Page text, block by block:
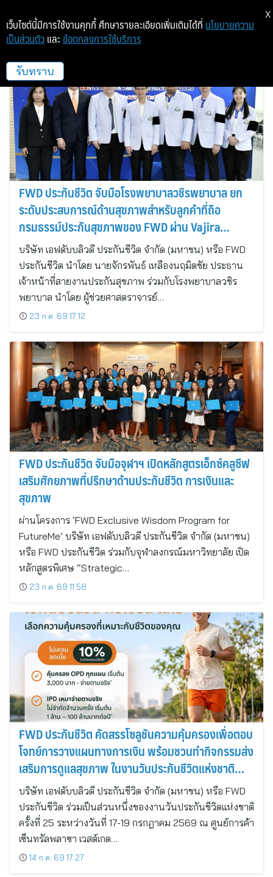
นีโอ ทาร์เก็ต
FWD ประกันชีวิต จับมือโรงพยาบาลวชิรพยาบาล ยก
ระดับประสบการณ์ด้านสุขภาพสำหรับลูกค้าที่ถือ
กรมธรรม์ประกันสุขภาพของ FWD ผ่าน Vajira
Premium Clinic
บริษัท เอฟดับบลิวดี ประกันชีวิต จำกัด (มหาชน) หรือ FWD
ประกันชีวิต นำโดย นายจักรพันธ์ เหลืองนฤมิตชัย ประธาน
เจ้าหน้าที่สายงานประกันสุขภาพ ร่วมกับโรงพยาบาลวชิร
พยาบาล นำโดย ผู้ช่วยศาสตราจารย์…
23 ก.ค. 69 17:12
FWD ประกันชีวิต จับมือจุฬาฯ เปิดหลักสูตรเอ็กซ์คลูซีฟ
เสริมศักยภาพที่ปรึกษาด้านประกันชีวิต การเงินและ
สุขภาพ
ผ่านโครงการ ‘FWD Exclusive Wisdom Program for
FutureMe’ บริษัท เอฟดับบลิวดี ประกันชีวิต จำกัด (มหาชน)
หรือ FWD ประกันชีวิต ร่วมกับจุฬาลงกรณ์มหาวิทยาลัย เปิด
หลักสูตรพิเศษ “Strategic…
23 ก.ค. 69 11:58
FWD ประกันชีวิต คัดสรรโซลูชันความคุ้มครองเพื่อตอบ
โจทย์การวางแผนทางการเงิน พร้อมชวนทำกิจกรรมส่ง
เสริมการดูแลสุขภาพ ในงานวันประกันชีวิตแห่งชาติ
ครั้งที่ 25
บริษัท เอฟดับบลิวดี ประกันชีวิต จำกัด (มหาชน) หรือ FWD
ประกันชีวิต ร่วมเป็นส่วนหนึ่งของงานวันประกันชีวิตแห่งชาติ
ครั้งที่ 25 ระหว่างวันที่ 17-19 กรกฎาคม 2569 ณ ศูนย์การค้า
เซ็นทรัลพลาซา เวสต์เกต…
14 ก.ค. 69 17:27
เว็บไซต์นี้มีการใช้งานคุกกี้ ศึกษารายละเอียดเพิ่มเติมได้ที่ นโยบายความ
เป็นส่วนตัว และ ข้อตกลงการใช้บริการ
รับทราบ
X